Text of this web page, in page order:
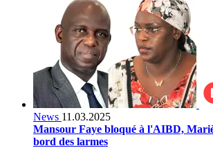
News 11.03.2025
Mansour Faye bloqué à l'AIBD,
bord des larmes